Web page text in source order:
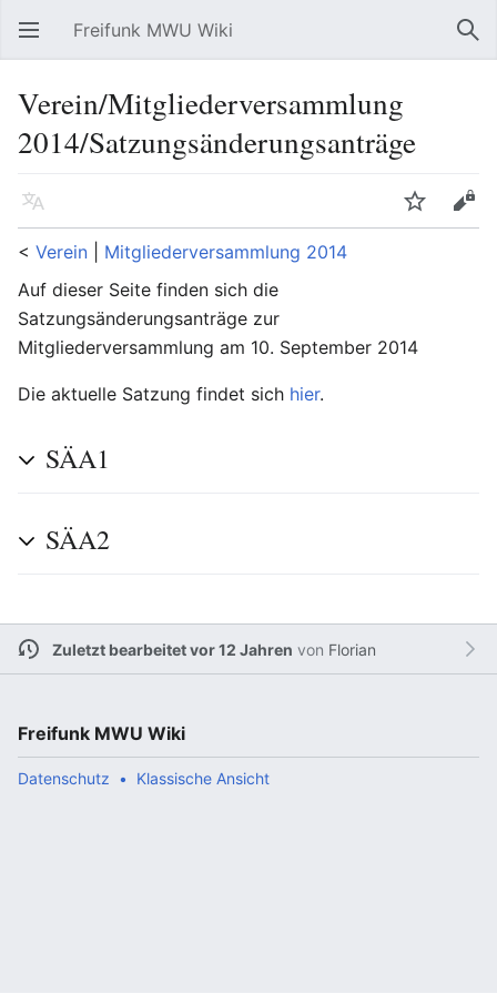
Hauptmenü öffnen Freifunk MWU Wiki
Verein/Mitgliederversammlung
2014/Satzungsänderungsanträge
Sprache Beobachten
Bearbeiten
< Verein
Mitgliederversammlung 2014
Auf dieser Seite finden sich die
Satzungsänderungsanträge zur
Mitgliederversammlung am 10. September 2014
Die aktuelle Satzung findet sich hier.
SÄA1
SÄA2
Zuletzt bearbeitet vor 12 Jahren von Florian
Freifunk MWU Wiki
Datenschutz Klassische Ansicht